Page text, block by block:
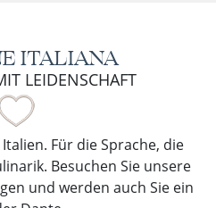
ITALIANA
LEIDENSCHAFT
Für die Sprache, die
Besuchen Sie unsere
und werden auch Sie ein